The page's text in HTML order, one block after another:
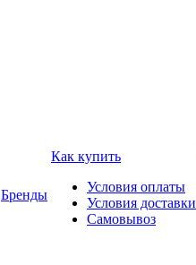
Бренды
Как купить
Условия оплаты
Условия доставки
Самовывоз